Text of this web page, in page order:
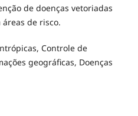
de doenças vetoriadas
de risco.
Controle de
geográficas, Doenças